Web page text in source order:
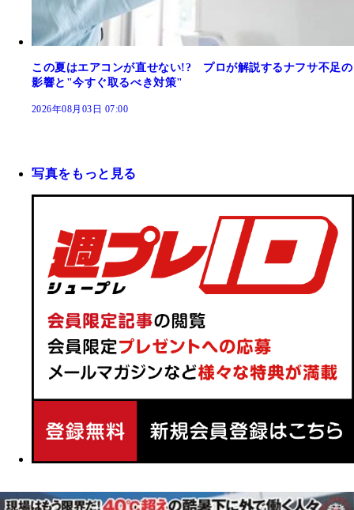
この夏はエアコンが直せない!? プロが解説するナフサ不足の
影響と"今すぐ取るべき対策"
2026年08月03日 07:00
写真をもっと見る